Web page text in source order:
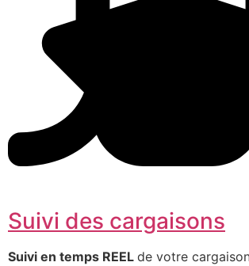
Suivi des cargaisons
Suivi en temps REEL de votre